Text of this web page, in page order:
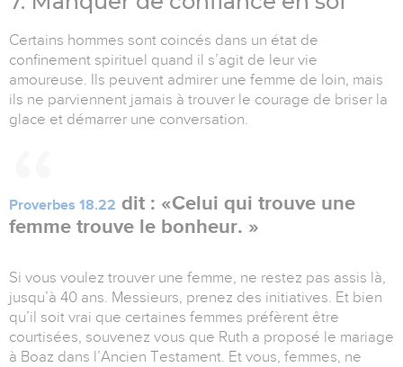
Certains hommes sont coincés dans un état de
confinement spirituel quand il s’agit de leur vie
amoureuse. Ils peuvent admirer une femme de loin, mais
ils ne parviennent jamais à trouver le courage de briser la
glace et démarrer une conversation.
Proverbes 18.22 dit : «Celui qui trouve une
femme trouve le bonheur. »
Si vous voulez trouver une femme, ne restez pas assis là,
jusqu’à 40 ans. Messieurs, prenez des initiatives. Et bien
qu’il soit vrai que certaines femmes préfèrent être
courtisées, souvenez vous que Ruth a proposé le mariage
à Boaz dans l’Ancien Testament. Et vous, femmes, ne